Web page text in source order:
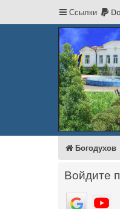
Ссылки
Регистрация
Форум
Богодухов
Богодухов
Войдите